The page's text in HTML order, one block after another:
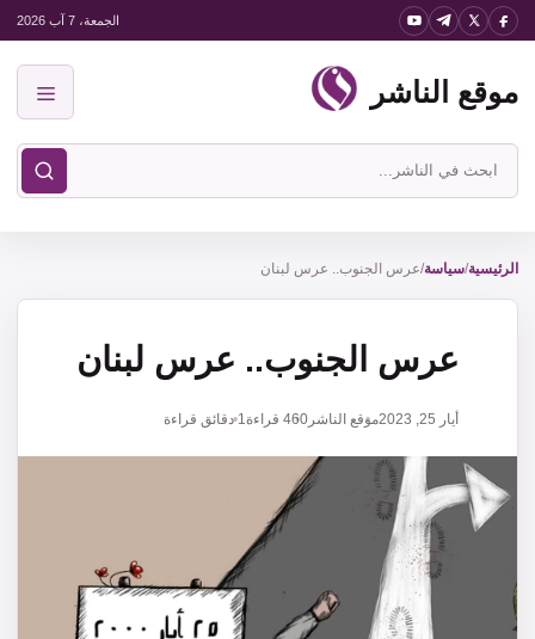
انتقل
المحتوى
الجمعة، 7 آب 2026
موقع الناشر
ابحث
في
الناشر
الرئيسية/سياسة/عرس الجنوب.. عرس لبنان
عرس الجنوب.. عرس لبنان
أيار 25, 2023 موقع الناشر 460 قراءة1 دقائق قراءة